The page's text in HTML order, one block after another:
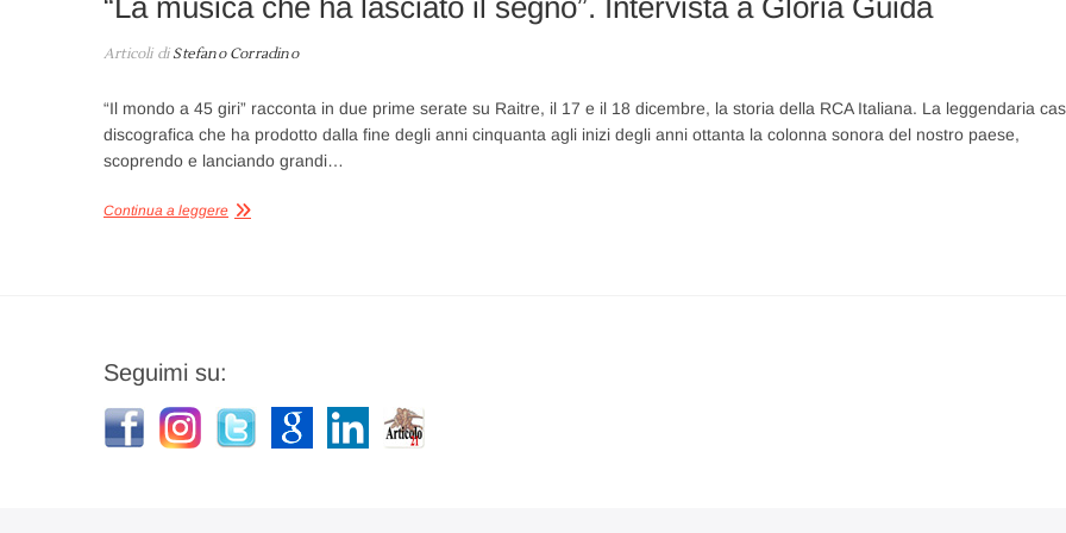
“La musica che ha lasciato il segno”. Intervista a Gloria Guida
Articoli diStefano Corradino
“Il mondo a 45 giri” racconta in due prime serate su Raitre, il 17 e il 18 dicembre, la storia della RCA Italiana. La leggendaria
discografica che ha prodotto dalla fine degli anni cinquanta agli inizi degli anni ottanta la colonna sonora del nostro paese,
scoprendo e lanciando grandi…
Continua a leggere
Seguimi su: